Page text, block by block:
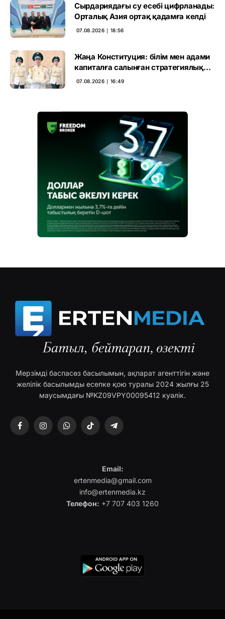
Сырдариядағы су есебі цифрланады:
Орталық Азия ортақ қадамға келді
07.08.2026 ∣ 18:56
Жаңа Конституция: білім мен адами
капиталға салынған стратегиялық
негіз
07.08.2026 ∣ 16:49
Мерзімді баспасөз басылымын, ақпарат агенттігін және
желілік басылымды есепке қою туралы 2024 жылғы 25
маусымдағы №KZ09VPY00095412 куәлік.
FacebookInstagramWhatsAppTikTok Telegram
Email:
ertenmedia@gmail.com
info@ertenmedia.kz
Телефон: +7 707 403 1260